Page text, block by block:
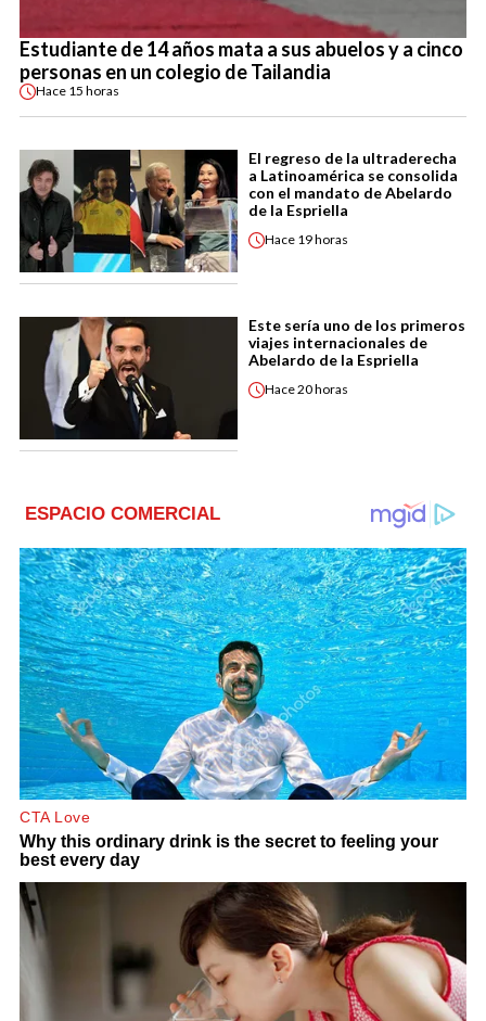
Estudiante de 14 años mata a sus abuelos y a cinco
personas en un colegio de Tailandia
Hace 15 horas
El regreso de la ultraderecha
a Latinoamérica se consolida
con el mandato de Abelardo
de la Espriella
Hace 19 horas
Este sería uno de los primeros
viajes internacionales de
Abelardo de la Espriella
Hace20 horas